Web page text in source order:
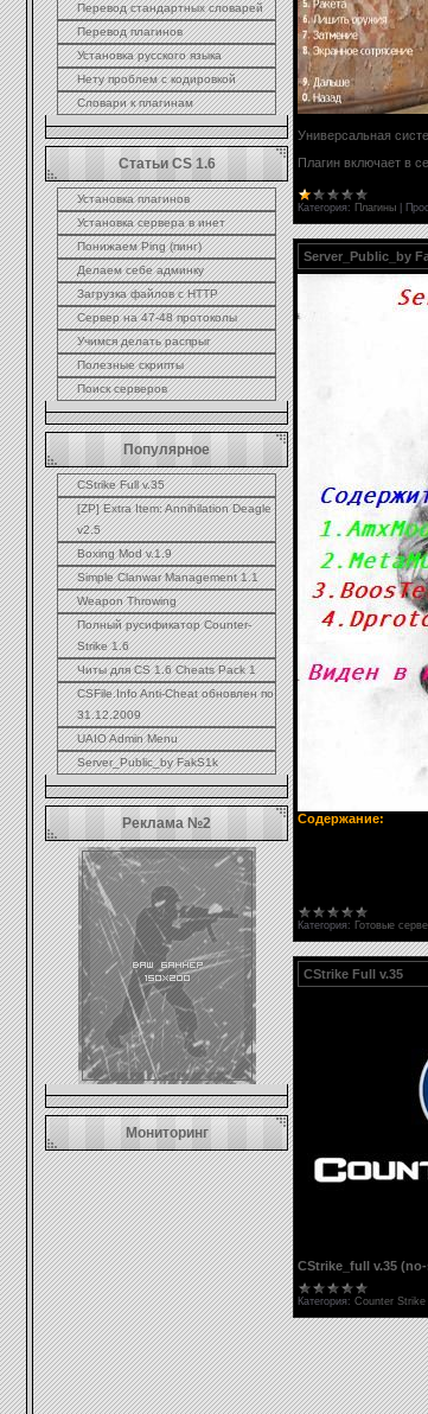
Перевод стандартных словарей
Перевод плагинов
Установка русского языка
Нету проблем с кодировкой
Словари к плагинам
Статьи CS 1.6
Установка плагинов
Установка сервера в инет
Понижаем Ping (пинг)
Делаем себе админку
Загрузка файлов с HTTP
Сервер на 47-48 протоколы
Учимся делать распрыг
Полезные скрипты
Поиск серверов
Популярное
CStrike Full v.35
[ZP] Extra Item: Annihilation Deagle
v2.5
Boxing Mod v.1.9
Simple Clanwar Management 1.1
Weapon Throwing
Полный русификатор Counter-
Strike 1.6
Читы для CS 1.6 Cheats Pack 1
CSFile.Info Anti-Cheat обновлен по
31.12.2009
UAIO Admin Menu
Server_Public_by FakS1k
Реклама №2
Мониторинг
Универсальная
Плагин включает в
Категория: Плагины
Server_Public_by
Cодержание:
Категория: Готовые
CStrike Full v.35
CStrike_full v.35
Категория: Counter Strike